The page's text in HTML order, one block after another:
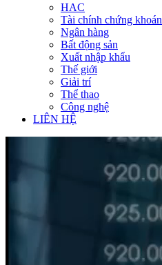
HAC
Tài chính chứng khoán
Ngân hàng
Bất động sản
Xuất nhập khẩu
Thế giới
Giải trí
Thể thao
Công nghệ
LIÊN HỆ